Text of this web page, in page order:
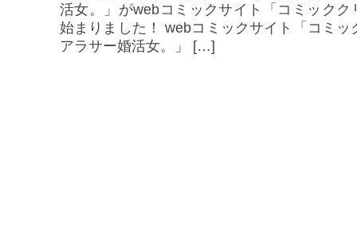
活女。」がwebコミックサイト「コミック
始まりました！ webコミックサイト「コミ
アラサー婚活女。」 […]